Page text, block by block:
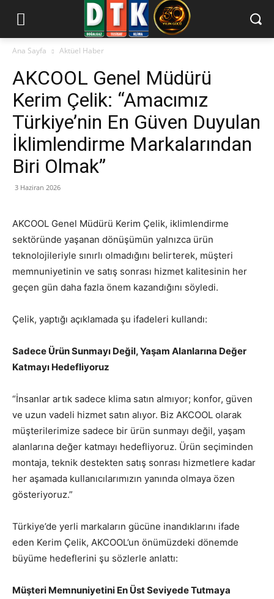
Ana Sayfa Aktüel Haber
AKCOOL Genel Müdürü
Kerim Çelik: “Amacımız
Türkiye’nin En Güven Duyulan
İklimlendirme Markalarından
Biri Olmak”
3 Haziran 2026
AKCOOL Genel Müdürü Kerim Çelik, iklimlendirme
sektöründe yaşanan dönüşümün yalnızca ürün
teknolojileriyle sınırlı olmadığını belirterek, müşteri
memnuniyetinin ve satış sonrası hizmet kalitesinin her
geçen gün daha fazla önem kazandığını söyledi.
Çelik, yaptığı açıklamada şu ifadeleri kullandı:
Sadece Ürün Sunmayı Değil, Yaşam Alanlarına Değer
Katmayı Hedefliyoruz
“İnsanlar artık sadece klima satın almıyor; konfor, güven
ve uzun vadeli hizmet satın alıyor. Biz AKCOOL olarak
müşterilerimize sadece bir ürün sunmayı değil, yaşam
alanlarına değer katmayı hedefliyoruz. Ürün seçiminden
montaja, teknik destekten satış sonrası hizmetlere kadar
her aşamada kullanıcılarımızın yanında olmaya özen
gösteriyoruz.”
Türkiye’de yerli markaların gücüne inandıklarını ifade
eden Kerim Çelik, AKCOOL’un önümüzdeki dönemde
büyüme hedeflerini şu sözlerle anlattı:
Müşteri Memnuniyetini En Üst Seviyede Tutmaya